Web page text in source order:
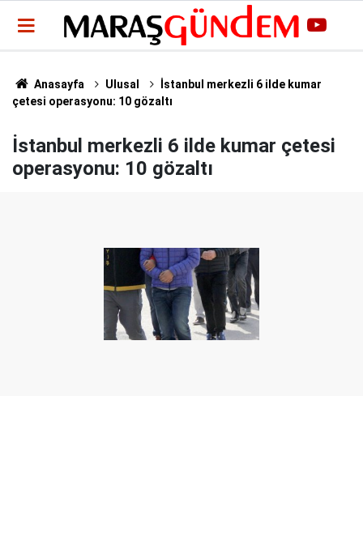
Anasayfa Ulusal
İstanbul merkezli 6 ilde kumar
çetesi operasyonu: 10 gözaltı
İstanbul merkezli 6 ilde kumar çetesi
operasyonu: 10 gözaltı